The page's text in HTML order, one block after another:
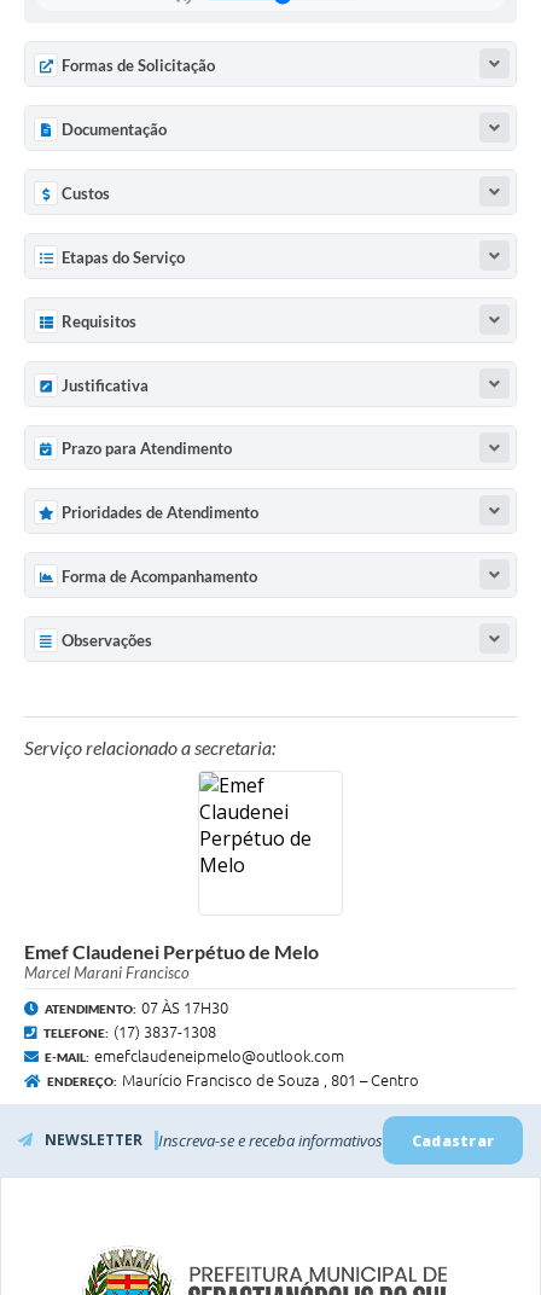
Formas de Solicitação
Documentação
Custos
Etapas do Serviço
Requisitos
Justificativa
Prazo para Atendimento
Prioridades de Atendimento
Forma de Acompanhamento
Observações
Serviço relacionado a secretaria:
Emef Claudenei Perpétuo de Melo
Marcel Marani Francisco
ATENDIMENTO: 07 ÀS 17H30
TELEFONE: (17) 3837-1308
E-MAIL: emefclaudeneipmelo@outlook.com
ENDEREÇO: Maurício Francisco de Souza , 801 – Centro
NEWSLETTER Inscreva-se e receba informativos Cadastrar